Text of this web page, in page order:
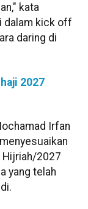
kata
dalam kick off
daring di
2027
Irfan
Hijriah/2027
yang telah